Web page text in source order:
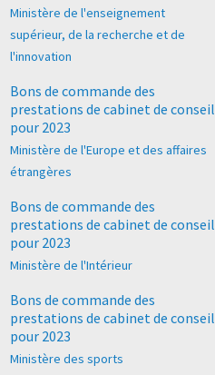
Ministère de l'enseignement
supérieur, de la recherche et de
l'innovation
Bons de commande des
prestations de cabinet de conseil
pour 2023
Ministère de l'Europe et des affaires
étrangères
Bons de commande des
prestations de cabinet de conseil
pour 2023
Ministère de l'Intérieur
Bons de commande des
prestations de cabinet de conseil
pour 2023
Ministère des sports